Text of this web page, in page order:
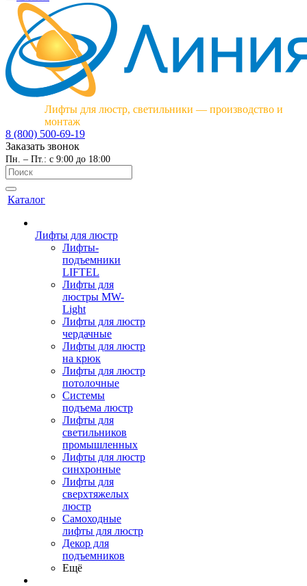
Лифты для люстр, светильники — производство и
монтаж
8 (800) 500-69-19
Заказать звонок
Пн. – Пт.: с 9:00 до 18:00
Каталог
Лифты для люстр
Лифты-
подъемники
LIFTEL
Лифты для
люстры MW-
Light
Лифты для люстр
чердачные
Лифты для люстр
на крюк
Лифты для люстр
потолочные
Системы
подъема люстр
Лифты для
светильников
промышленных
Лифты для люстр
синхронные
Лифты для
сверхтяжелых
люстр
Самоходные
лифты для люстр
Декор для
подъемников
Ещё